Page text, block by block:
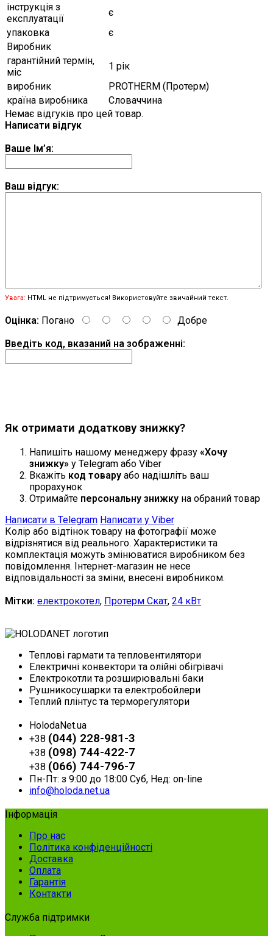
інструкція з
експлуатації
є
упаковка
є
Виробник
гарантійний термін,
міс
1 рік
виробник
PROTHERM (Протерм)
країна виробника
Словаччина
Немає відгуків про цей товар.
Написати відгук
Ваше Ім’я:
Ваш відгук:
Увага: HTML не підтримується! Використовуйте звичайний текст.
Оцінка: Погано
Добре
Введіть код, вказаний на зображенні:
Як отримати додаткову знижку?
Напишіть нашому менеджеру фразу «Хочу
знижку» у Telegram або Viber
Вкажіть код товару або надішліть ваш
прорахунок
Отримайте персональну знижку на обраний товар
Написати в Telegram Написати у Viber
Колір або відтінок товару на фотографії може
відрізнятися від реального. Характеристики та
комплектація можуть змінюватися виробником без
повідомлення. Інтернет-магазин не несе
відповідальності за зміни, внесені виробником.
Мітки: електрокотел, Протерм Скат, 24 кВт
Теплові гармати та тепловентилятори
Електричні конвектори та олійні обігрівачі
Електрокотли та розширювальні баки
Рушникосушарки та електробойлери
Теплий плінтус та терморегулятори
HolodaNet.ua
+38 (044) 228-981-3
+38 (098) 744-422-7
+38 (066) 744-796-7
Пн-Пт: з 9:00 до 18:00 Суб, Нед: on-line
info@holoda.net.ua
Інформація
Про нас
Політика конфіденційності
Доставка
Оплата
Гарантія
Контакти
Служба підтримки